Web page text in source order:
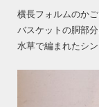
横長フォルムのか
バスケットの胴部
水草で編まれたシ